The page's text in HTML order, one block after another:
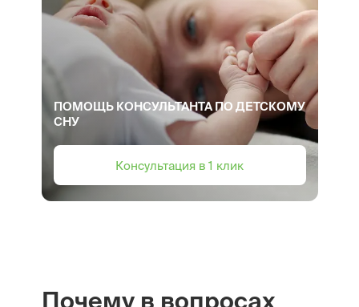
ПОМОЩЬ КОНСУЛЬТАНТА ПО ДЕТСКОМУ
СНУ
Консультация в 1 клик
Почему в вопросах